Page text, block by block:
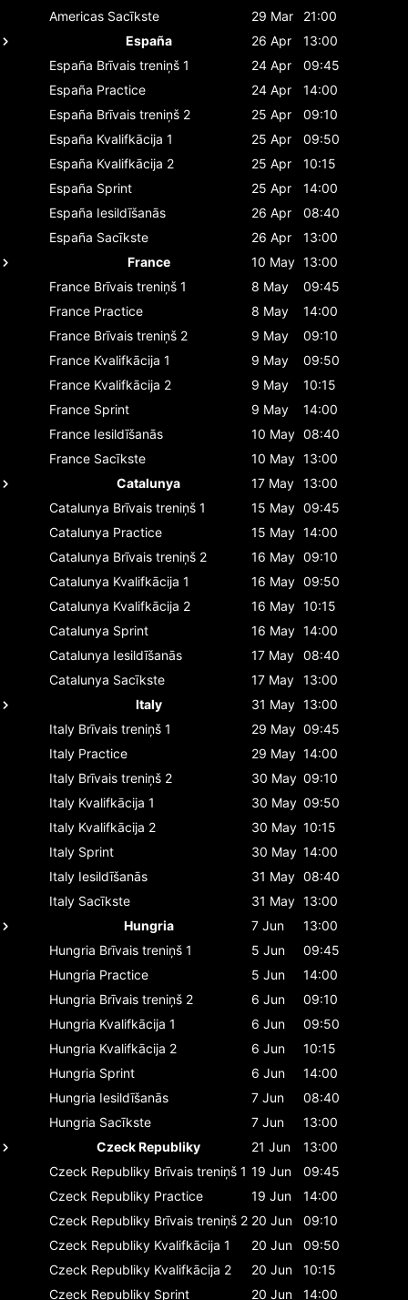
Americas Sacīkste 29 Mar
21:00
España
26 Apr
13:00
España Brīvais treniņš 1 24 Apr
09:45
España Practice 24 Apr
14:00
España Brīvais treniņš 2 25 Apr
09:10
España Kvalifkācija 1 25 Apr
09:50
España Kvalifkācija 2 25 Apr
10:15
España Sprint 25 Apr
14:00
España Iesildīšanās 26 Apr
08:40
España Sacīkste 26 Apr
13:00
France
10 May 13:00
France Brīvais treniņš 1 8 May
09:45
France Practice 8 May
14:00
France Brīvais treniņš 2 9 May
09:10
France Kvalifkācija 1 9 May
09:50
France Kvalifkācija 2 9 May
10:15
France Sprint 9 May
14:00
France Iesildīšanās 10 May 08:40
France Sacīkste 10 May 13:00
Catalunya
17 May 13:00
Catalunya Brīvais treniņš 1 15 May 09:45
Catalunya Practice 15 May 14:00
Catalunya Brīvais treniņš 2 16 May 09:10
Catalunya Kvalifkācija 1 16 May 09:50
Catalunya Kvalifkācija 2 16 May 10:15
Catalunya Sprint 16 May 14:00
Catalunya Iesildīšanās 17 May 08:40
Catalunya Sacīkste 17 May 13:00
Italy
31 May 13:00
Italy Brīvais treniņš 1 29 May 09:45
Italy Practice 29 May 14:00
Italy Brīvais treniņš 2 30 May 09:10
Italy Kvalifkācija 1 30 May 09:50
Italy Kvalifkācija 2 30 May 10:15
Italy Sprint 30 May 14:00
Italy Iesildīšanās 31 May 08:40
Italy Sacīkste 31 May 13:00
Hungria
7 Jun
13:00
Hungria Brīvais treniņš 1 5 Jun
09:45
Hungria Practice 5 Jun
14:00
Hungria Brīvais treniņš 2 6 Jun
09:10
Hungria Kvalifkācija 1 6 Jun
09:50
Hungria Kvalifkācija 2 6 Jun
10:15
Hungria Sprint 6 Jun
14:00
Hungria Iesildīšanās 7 Jun
08:40
Hungria Sacīkste 7 Jun
13:00
Czeck Republiky
21 Jun
13:00
Czeck Republiky Brīvais treniņš 1 19 Jun
09:45
Czeck Republiky Practice 19 Jun
14:00
Czeck Republiky Brīvais treniņš 2 20 Jun
09:10
Czeck Republiky Kvalifkācija 1 20 Jun
09:50
Czeck Republiky Kvalifkācija 2 20 Jun
10:15
Czeck Republiky Sprint 20 Jun 14:00